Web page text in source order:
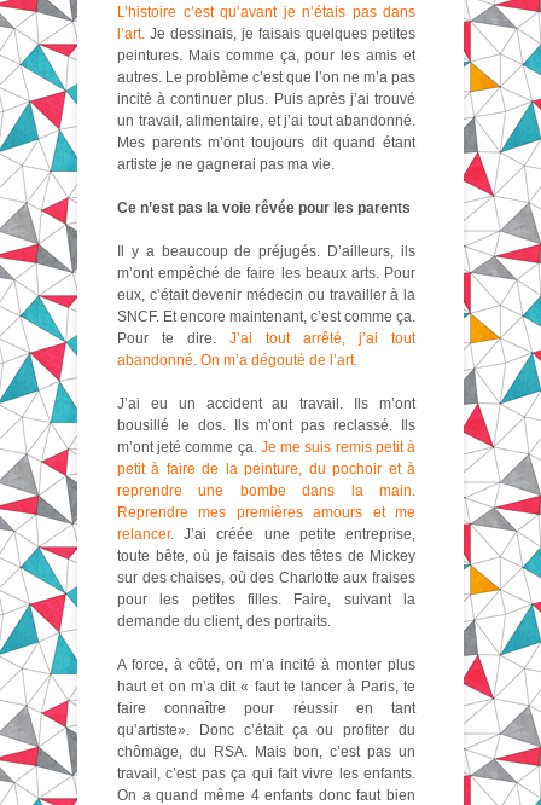
L’histoire c’est qu’avant je n’étais pas dans
l’art. Je dessinais, je faisais quelques petites
peintures. Mais comme ça, pour les amis et
autres. Le problème c’est que l’on ne m’a pas
incité à continuer plus. Puis après j’ai trouvé
un travail, alimentaire, et j’ai tout abandonné.
Mes parents m’ont toujours dit quand étant
artiste je ne gagnerai pas ma vie.
Ce n’est pas la voie rêvée pour les parents
Il y a beaucoup de préjugés. D’ailleurs, ils
m’ont empêché de faire les beaux arts. Pour
eux, c’était devenir médecin ou travailler à la
SNCF. Et encore maintenant, c’est comme ça.
Pour te dire. J’ai tout arrêté, j’ai tout
abandonné. On m’a dégouté de l’art.
J’ai eu un accident au travail. Ils m’ont
bousillé le dos. Ils m’ont pas reclassé. Ils
m’ont jeté comme ça. Je me suis remis petit à
petit à faire de la peinture, du pochoir et à
reprendre une bombe dans la main.
Reprendre mes premières amours et me
relancer. J’ai créée une petite entreprise,
toute bête, où je faisais des têtes de Mickey
sur des chaises, où des Charlotte aux fraises
pour les petites filles. Faire, suivant la
demande du client, des portraits.
A force, à côté, on m’a incité à monter plus
haut et on m’a dit « faut te lancer à Paris, te
faire connaître pour réussir en tant
qu’artiste». Donc c’était ça ou profiter du
chômage, du RSA. Mais bon, c’est pas un
travail, c’est pas ça qui fait vivre les enfants.
On a quand même 4 enfants donc faut bien